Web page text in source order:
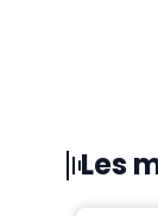
Les